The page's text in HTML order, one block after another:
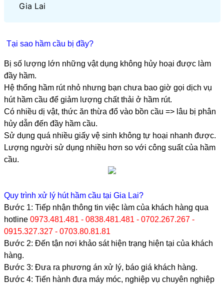
Gia Lai
Tại sao hầm cầu bị đầy?
Bị số lượng lớn những vật dụng không hủy hoại được làm
đầy hầm.
Hệ thống hầm rút nhỏ nhưng bạn chưa bao giờ gọi dịch vụ
hút hầm cầu để giảm lượng chất thải ở hầm rút.
Có nhiều dị vật, thức ăn thừa đổ vào bồn cầu => lâu bị phân
hủy dẫn đến đầy hầm cầu.
Sử dụng quá nhiều giấy vệ sinh không tự hoại nhanh được.
Lượng người sử dụng nhiều hơn so với công suất của hầm
cầu.
Quy trình xử lý hút hầm cầu tại Gia Lai?
Bước 1: Tiếp nhận thông tin việc làm của khách hàng qua
hotline 0973.481.481 - 0838.481.481 - 0702.267.267 -
0915.327.327 - 0703.80.81.81
Bước 2: Đến tận nơi khảo sát hiện trạng hiện tại của khách
hàng.
Bước 3: Đưa ra phương án xử lý, báo giá khách hàng.
Bước 4: Tiến hành đưa máy móc, nghiệp vụ chuyên nghiệp